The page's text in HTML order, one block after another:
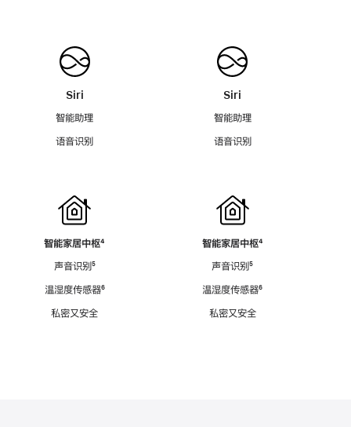
Siri
智能助理
语音识别
智能家居中枢脚
⁴
声音识别脚
⁵
温湿度传感器脚
⁶
私密又安全
Siri
智能助理
语音识别
智能家居中枢脚
⁴
声音识别脚
⁵
温湿度传感器脚
⁶
私密又安全